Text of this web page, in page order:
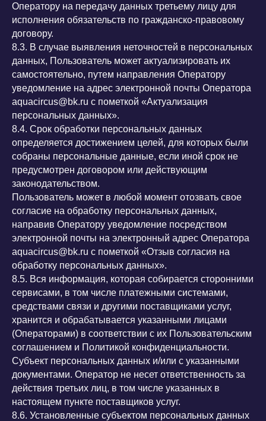
Оператору на передачу данных третьему лицу для
исполнения обязательств по гражданско-правовому
договору.
8.3. В случае выявления неточностей в персональных
данных, Пользователь может актуализировать их
самостоятельно, путем направления Оператору
уведомление на адрес электронной почты Оператора
aquacircus@bk.ru с пометкой «Актуализация
персональных данных».
8.4. Срок обработки персональных данных
определяется достижением целей, для которых были
собраны персональные данные, если иной срок не
предусмотрен договором или действующим
законодательством.
Пользователь может в любой момент отозвать свое
согласие на обработку персональных данных,
направив Оператору уведомление посредством
электронной почты на электронный адрес Оператора
aquacircus@bk.ru с пометкой «Отзыв согласия на
обработку персональных данных».
8.5. Вся информация, которая собирается сторонними
сервисами, в том числе платежными системами,
средствами связи и другими поставщиками услуг,
хранится и обрабатывается указанными лицами
(Операторами) в соответствии с их Пользовательским
соглашением и Политикой конфиденциальности.
Субъект персональных данных и/или с указанными
документами. Оператор не несет ответственность за
действия третьих лиц, в том числе указанных в
настоящем пункте поставщиков услуг.
8.6. Установленные субъектом персональных данных